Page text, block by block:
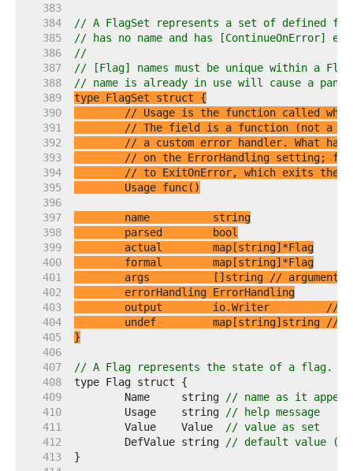
   383
   384
// A FlagSet represents a set of defined
   385
// has no name and has [ContinueOnError]
   386
//
   387
// [Flag] names must be unique within a
   388
// name is already in use will cause a
   389
   390
// Usage is the function called
   391
// The field is a function (not a
   392
// a custom error handler. What
   393
// on the ErrorHandling setting;
   394
// to ExitOnError, which exits the
   395
   396
   397
   398
   399
   400
   401
	args          []string
//
   402
   403
	output        io.Writer
//
   404
	undef         map[string]string
//
   405
}
   406
   407
// A Flag represents the state of a flag.
   408
   409
	Name     string
// name as it
   410
	Usage    string
// help message
   411
	Value    Value
// value as set
   412
	DefValue string
// default value (as
   413